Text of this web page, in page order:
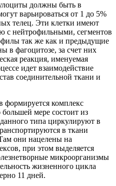
должны быть в
варьироваться от 1 до 5%
телец. Эти клетки имеют
с нейтрофильными, сегментов
так же как и предыдущие
в фагоцитозе, за счет них
реакция, именуемая
идет взаимодействие
соединительной ткани и
формируется комплекс
мере состоит из
типа циркулируют в
в ткани
они нацелены на
при этом выделяется
микроорганизмы
жизненного цикла
11 дней.